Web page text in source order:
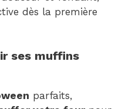
dès la première
ses muffins
parfaits,